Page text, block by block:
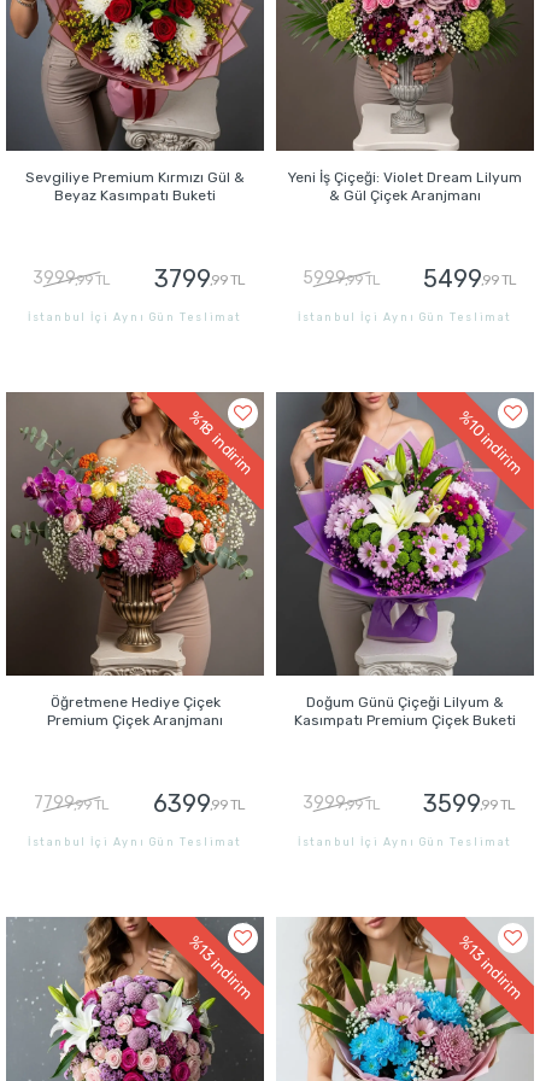
Sevgiliye Premium Kırmızı Gül &
Beyaz Kasımpatı Buketi
3999,99 TL 3799,99 TL
İstanbul İçi Aynı Gün Teslimat
Yeni İş Çiçeği: Violet Dream Lilyum
& Gül Çiçek Aranjmanı
5999,99 TL 5499,99 TL
İstanbul İçi Aynı Gün Teslimat
%18
indirim
Öğretmene Hediye Çiçek
Premium Çiçek Aranjmanı
7799,99 TL 6399,99 TL
İstanbul İçi Aynı Gün Teslimat
%10
indirim
Doğum Günü Çiçeği Lilyum &
Kasımpatı Premium Çiçek Buketi
3999,99 TL 3599,99 TL
İstanbul İçi Aynı Gün Teslimat
%13
indirim
%13
indirim